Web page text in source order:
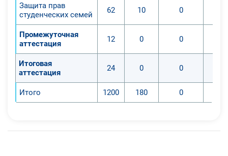
Защита прав
студенческих семей
62 10 0
Промежуточная
аттестация
12 0 0
Итоговая
аттестация
24 0 0
Итого 1200 180 0